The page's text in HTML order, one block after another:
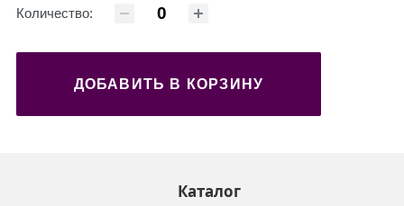
Количество:
ДОБАВИТЬ В КОРЗИНУ
Каталог